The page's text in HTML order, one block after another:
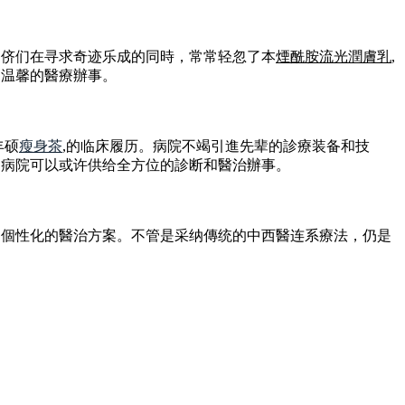
们在寻求奇迹乐成的同時，常常轻忽了本煙酰胺流光潤膚乳,
馨的醫療辦事。
硕瘦身茶,的临床履历。病院不竭引進先辈的診療装备和技
院可以或许供给全方位的診断和醫治辦事。
性化的醫治方案。不管是采纳傳统的中西醫连系療法，仍是